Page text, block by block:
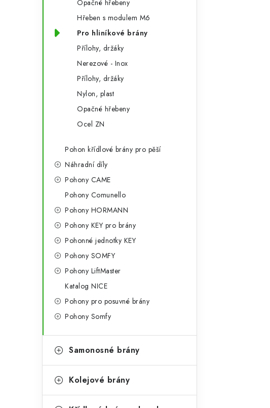
Opačné hřebeny
Hřeben s modulem M6
Pro hliníkové brány
Přílohy, držáky
Nerezové - Inox
Přílohy, držáky
Nylon, plast
Opačné hřebeny
Ocel ZN
Pohon křídlové brány pro pěší
Náhradní díly
Pohony CAME
Pohony Comunello
Pohony HORMANN
Pohony KEY pro brány
Pohonné jednotky KEY
Pohony SOMFY
Pohony LiftMaster
Katalog NICE
Pohony pro posuvné brány
Pohony Somfy
Samonosné brány
Kolejové brány